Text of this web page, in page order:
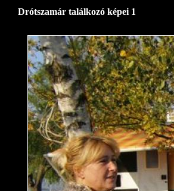
Drótszamár találkozó képei 1